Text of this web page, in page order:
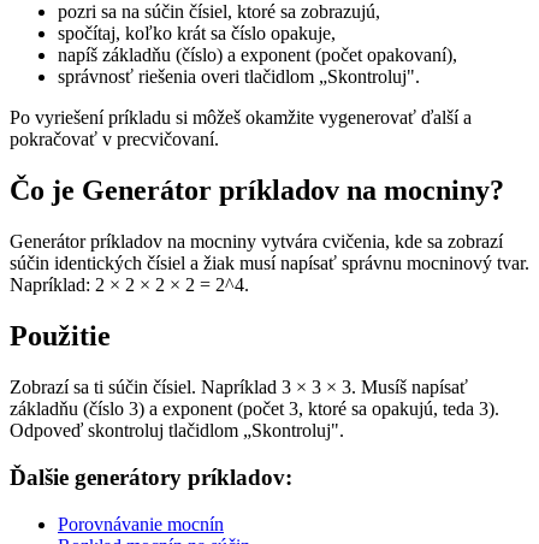
pozri sa na súčin čísiel, ktoré sa zobrazujú,
spočítaj, koľko krát sa číslo opakuje,
napíš základňu (číslo) a exponent (počet opakovaní),
správnosť riešenia overi tlačidlom „Skontroluj".
Po vyriešení príkladu si môžeš okamžite vygenerovať ďalší a
pokračovať v precvičovaní.
Čo je Generátor príkladov na mocniny?
Generátor príkladov na mocniny vytvára cvičenia, kde sa zobrazí
súčin identických čísiel a žiak musí napísať správnu mocninový tvar.
Napríklad: 2 × 2 × 2 × 2 = 2^4.
Použitie
Zobrazí sa ti súčin čísiel. Napríklad 3 × 3 × 3. Musíš napísať
základňu (číslo 3) a exponent (počet 3, ktoré sa opakujú, teda 3).
Odpoveď skontroluj tlačidlom „Skontroluj".
Ďalšie generátory príkladov:
Porovnávanie mocnín